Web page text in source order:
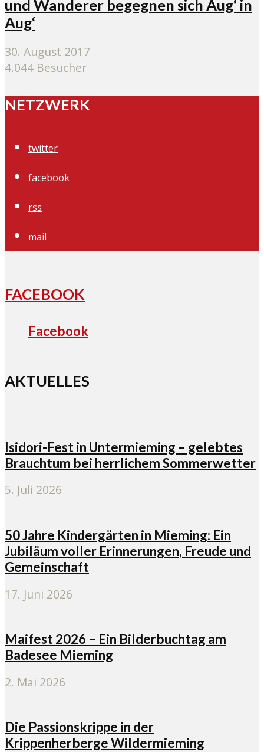
und Wanderer begegnen sich Aug‘ in
Aug‘
30. August 2017
4.044 Besucher
NETZWERK
twitter
facebook
rss
mail
FACEBOOK
Facebook
AKTUELLES
Isidori-Fest in Untermieming – gelebtes
Brauchtum bei herrlichem Sommerwetter
5. Juli 2026
50 Jahre Kindergärten in Mieming: Ein
Jubiläum voller Erinnerungen, Freude und
Gemeinschaft
17. Juni 2026
Maifest 2026 – Ein Bilderbuchtag am
Badesee Mieming
2. Mai 2026
Die Passionskrippe in der
Krippenherberge Wildermieming